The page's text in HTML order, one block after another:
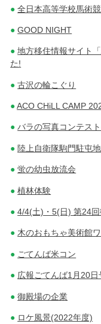
全日本高等学校馬術
GOOD NIGHT
地方移住情報サイト
た!
古沢の輪こぐり
ACO CHiLL CAMP
バラの写真コンテス
陸上自衛隊駒門駐屯
蛍の幼虫放流会
植林体験
4/4(土)・5(日) 第24
木のおもちゃ美術館
ごてんば米コン
広報ごてんば1月20
御殿場の企業
ロケ風景(2022年度)